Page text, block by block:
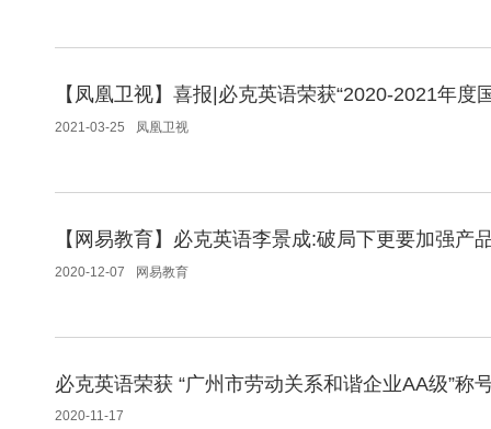
【凤凰卫视】喜报|必克英语荣获“2020-2021年度
2021-03-25 凤凰卫视
【网易教育】必克英语李景成:破局下更要加强产
2020-12-07 网易教育
必克英语荣获 “广州市劳动关系和谐企业AA级”称
2020-11-17